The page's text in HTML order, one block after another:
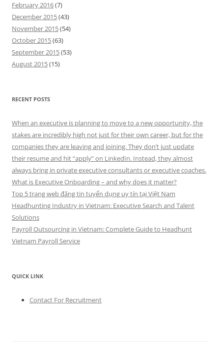
February 2016(7)
December 2015(43)
November 2015(54)
October 2015(63)
September 2015(53)
August 2015(15)
RECENT POSTS
When an executive is planning to move to a new opportunity, the
stakes are incredibly high not just for their own career, but for the
companies they are leaving and joining. They don’t just update
their resume and hit “apply” on LinkedIn. Instead, they almost
always bring in private executive consultants or executive coaches.
What is Executive Onboarding – and why does it matter?
Top 5 trang web đăng tin tuyển dụng uy tín tại Việt Nam
Headhunting Industry in Vietnam: Executive Search and Talent
Solutions
Payroll Outsourcing in Vietnam: Complete Guide to Headhunt
Vietnam Payroll Service
QUICK LINK
Contact For Recruitment